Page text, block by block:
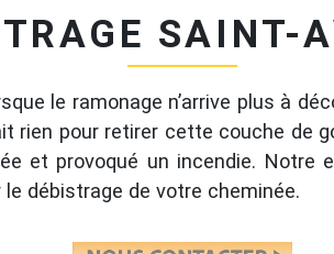
SAINT-
le ramonage n’arrive plus à
rien pour retirer cette couche de
et provoqué un incendie. Notre
débistrage de votre cheminée.